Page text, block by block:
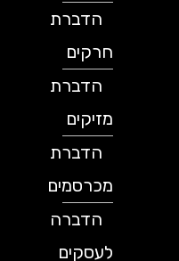
הדברת
חרקים
הדברת
מזיקים
הדברת
מכרסמים
הדברה
לעסקים